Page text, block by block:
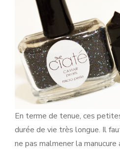
En terme de tenue, ces
durée de vie très longue. Il
ne pas malmener la manucure